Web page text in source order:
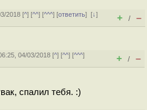
2018 [^] [^^] [^^^] [ответить][↓]
+ / –
04/03/2018 [^] [^^] [^^^]
+ / –
спалил тебя. :)